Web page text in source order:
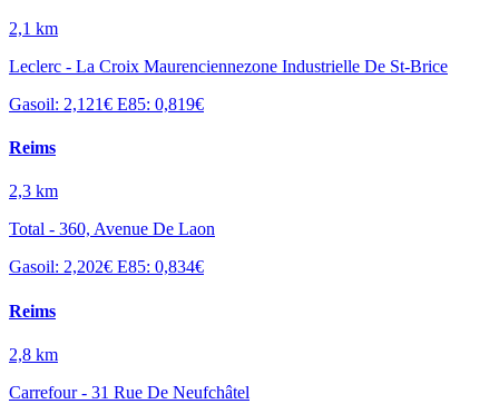
2,1 km
Leclerc - La Croix Maurenciennezone Industrielle De St-Brice
Gasoil: 2,121€ E85: 0,819€
Reims
2,3 km
Total - 360, Avenue De Laon
Gasoil: 2,202€ E85: 0,834€
Reims
2,8 km
Carrefour - 31 Rue De Neufchâtel